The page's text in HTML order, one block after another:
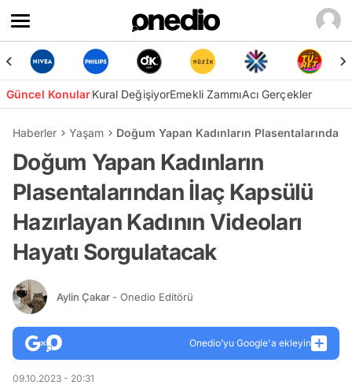
Güncel KonularKural DeğişiyorEmekli ZammıAcı Gerçekler
Haberler Yaşam Doğum Yapan Kadınların
Doğum Yapan Kadınların
Plasentalarından İlaç Kapsülü
Hazırlayan Kadının Videoları
Hayatı Sorgulatacak
Aylin Çakar - Onedio Editörü
Onedio’yu Google'a ekleyin
09.10.2023 - 20:31